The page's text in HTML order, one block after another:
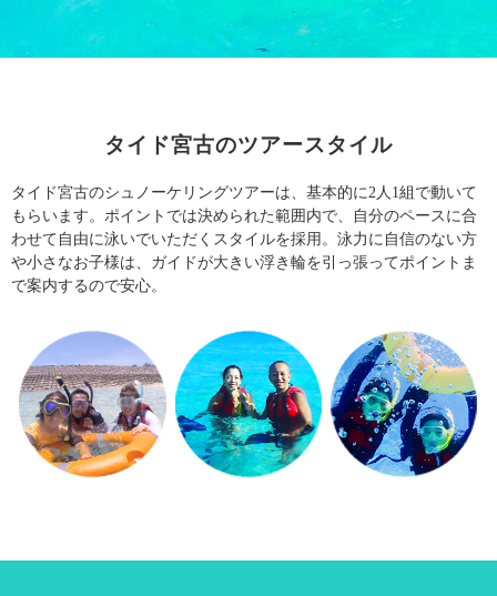
タイド宮古のツアースタイル
タイド宮古のシュノーケリングツアーは、基本的に2人1組で動いて
もらいます。 ポイントでは決められた範囲内で、自分のペースに合
わせて自由に泳いでいただくスタイルを採用。 泳力に自信のない方
や小さなお子様は、ガイドが大きい浮き輪を引っ張ってポイントま
で案内するので安心。